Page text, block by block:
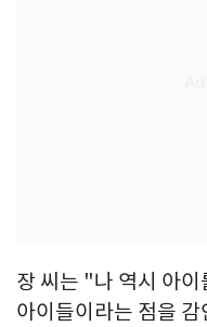
장 씨는 "나 역시 아
아이들이라는 점을